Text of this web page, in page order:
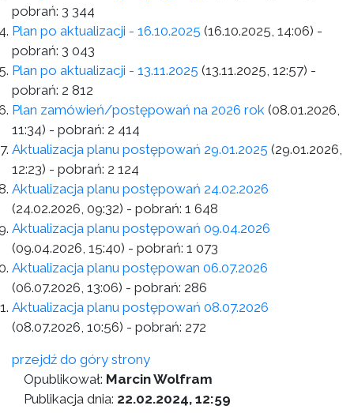
pobrań: 3 344
Plan po aktualizacji - 16.10.2025 (16.10.2025, 14:06) -
pobrań: 3 043
Plan po aktualizacji - 13.11.2025 (13.11.2025, 12:57) -
pobrań: 2 812
Plan zamówień/postępowań na 2026 rok (08.01.2026,
11:34) - pobrań: 2 414
Aktualizacja planu postępowań 29.01.2025 (29.01.2026,
12:23) - pobrań: 2 124
Aktualizacja planu postępowań 24.02.2026
(24.02.2026, 09:32) - pobrań: 1 648
Aktualizacja planu postępowań 09.04.2026
(09.04.2026, 15:40) - pobrań: 1 073
Aktualizacja planu postępowan 06.07.2026
(06.07.2026, 13:06) - pobrań: 286
Aktualizacja planu postępowań 08.07.2026
(08.07.2026, 10:56) - pobrań: 272
przejdź do góry strony
Opublikował: Marcin Wolfram
Publikacja dnia: 22.02.2024, 12:59